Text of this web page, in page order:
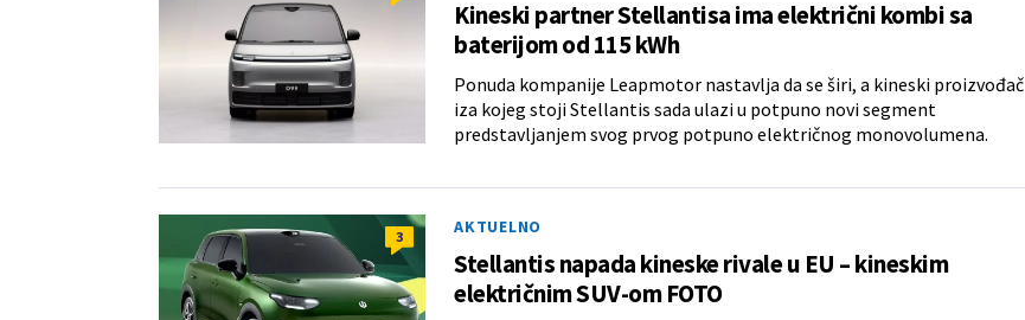
Kineski partner Stellantisa ima električni kombi sa
baterijom od 115 kWh
Ponuda kompanije Leapmotor nastavlja da se širi, a kineski proizvođač
iza kojeg stoji Stellantis sada ulazi u potpuno novi segment
predstavljanjem svog prvog potpuno električnog monovolumena.
3 AKTUELNO
Stellantis napada kineske rivale u EU – kineskim
električnim SUV-om FOTO